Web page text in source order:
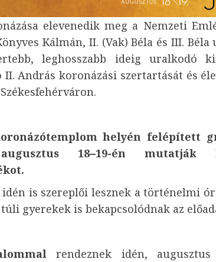
elevenedik meg a Nemzeti
Kálmán, II. (Vak) Béla és III.
leghosszabb ideig uralkodó
II. András koronázási szertartását és
helyén felépített
18‒19-én
idén is szereplői lesznek a történelmi
gyerekek is bekapcsolódnak az
rendeznek idén, augusztus